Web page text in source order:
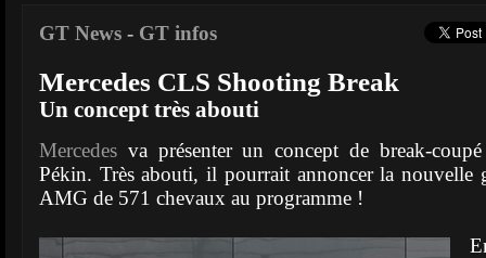
GT News - GT infos
Mercedes CLS Shooting Break
Un concept très abouti
Mercedes va présenter un concept de break-
Pékin. Très abouti, il pourrait annoncer la nouvelle
AMG de 571 chevaux au programme !